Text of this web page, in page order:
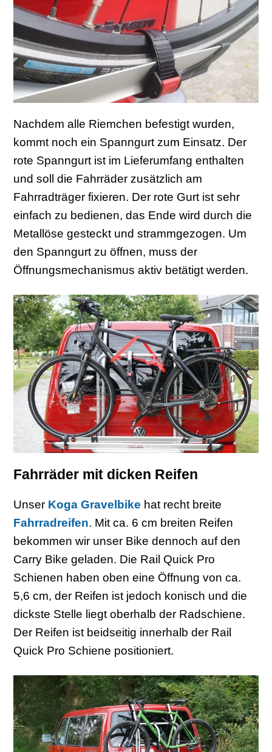
Nachdem alle Riemchen befestigt wurden,
kommt noch ein Spanngurt zum Einsatz. Der
rote Spanngurt ist im Lieferumfang enthalten
und soll die Fahrräder zusätzlich am
Fahrradträger fixieren. Der rote Gurt ist sehr
einfach zu bedienen, das Ende wird durch die
Metallöse gesteckt und strammgezogen. Um
den Spanngurt zu öffnen, muss der
Öffnungsmechanismus aktiv betätigt werden.
Fahrräder mit dicken Reifen
Unser Koga Gravelbike hat recht breite
Fahrradreifen. Mit ca. 6 cm breiten Reifen
bekommen wir unser Bike dennoch auf den
Carry Bike geladen. Die Rail Quick Pro
Schienen haben oben eine Öffnung von ca.
5,6 cm, der Reifen ist jedoch konisch und die
dickste Stelle liegt oberhalb der Radschiene.
Der Reifen ist beidseitig innerhalb der Rail
Quick Pro Schiene positioniert.